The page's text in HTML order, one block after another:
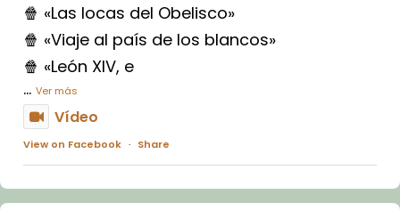
🍿 «Las locas del Obelisco»
🍿 «Viaje al país de los blancos»
🍿 «León XIV, e
... Ver más
Vídeo
View on Facebook · Share
Arquebisbat de Barcelona